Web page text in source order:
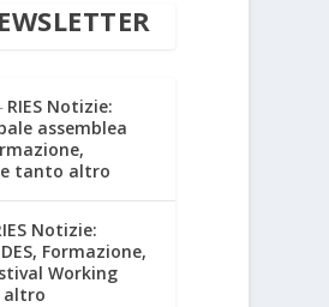
- RIES Notizie:
assemblea
tanto altro
Notizie:
Formazione,
Working
altro